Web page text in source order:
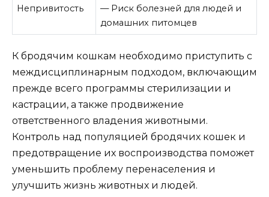
Непривитость
— Риск болезней для людей и
домашних питомцев
К бродячим кошкам необходимо приступить с
междисциплинарным подходом, включающим
прежде всего программы стерилизации и
кастрации, а также продвижение
ответственного владения животными.
Контроль над популяцией бродячих кошек и
предотвращение их воспроизводства поможет
уменьшить проблему перенаселения и
улучшить жизнь животных и людей.